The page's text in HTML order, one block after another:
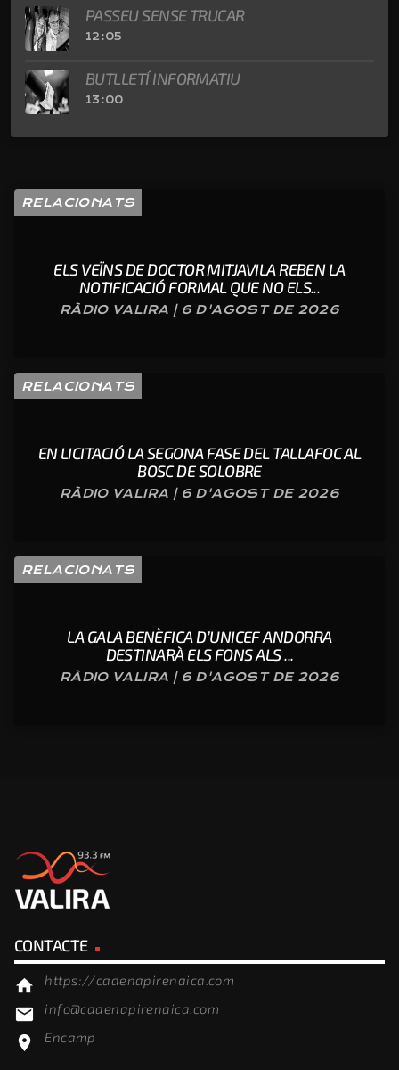
PASSEU SENSE TRUCAR
12:05
BUTLLETÍ INFORMATIU
13:00
RELACIONATS
ELS VEÏNS DE DOCTOR MITJAVILA REBEN LA
NOTIFICACIÓ FORMAL QUE NO ELS...
RÀDIO VALIRA | 6 D'AGOST DE 2026
RELACIONATS
EN LICITACIÓ LA SEGONA FASE DEL TALLAFOC AL
BOSC DE SOLOBRE
RÀDIO VALIRA | 6 D'AGOST DE 2026
RELACIONATS
LA GALA BENÈFICA D’UNICEF ANDORRA
DESTINARÀ ELS FONS ALS ...
RÀDIO VALIRA | 6 D'AGOST DE 2026
CONTACTE
home https://cadenapirenaica.com
email info@cadenapirenaica.com
location_on Encamp